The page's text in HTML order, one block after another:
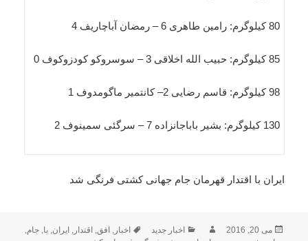
80 کیلوگرم: رامین طاهری 6 – رمضان آباچاریف 4
85 کیلوگرم: حبیب الله اخلاقی 3 – سوسروکو کودزوکوف 0
98 کیلوگرم: قاسم رضایی 2– کانتمیر ماگومدوف 1
130 کیلوگرم: بشیر باباجانزاده 7 – سرگئی سمینوف 2
ایران با اقتدار قهرمان جام جهانی کشتی فرنگی شد
ارسال
می 20, 2016 نویسندهدسته‌ها
اخبار جدید برچسب‌ها
اخبار, افق, اقتدار, ایران,با,جام,